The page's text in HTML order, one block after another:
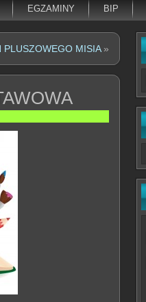
EGZAMINY BIP
PLUSZOWEGO MISIA»